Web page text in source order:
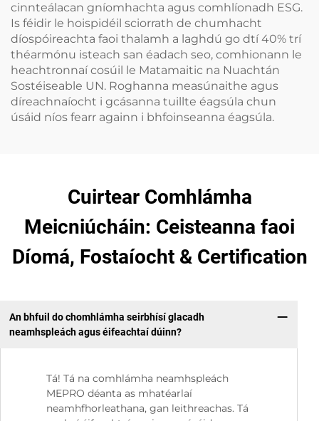
cinnteálacan gníomhachta agus comhlíonadh ESG.
Is féidir le hoispidéil sciorrath de chumhacht
díospóireachta faoi thalamh a laghdú go dtí 40% trí
théarmónu isteach san éadach seo, comhionann le
heachtronnaí cosúil le Matamaitic na Nuachtán
Sostéiseable UN. Roghanna measúnaithe agus
díreachnaíocht i gcásanna tuillte éagsúla chun
úsáid níos fearr againn i bhfoinseanna éagsúla.
Cuirtear Comhlámha
Meicniúcháin: Ceisteanna faoi
Díomá, Fostaíocht & Certification
An bhfuil do chomhlámha seirbhísí glacadh
neamhspleách agus éifeachtaí dúinn?
Tá! Tá na comhlámha neamhspleách
MEPRO déanta as mhatéarlaí
neamhfhorleathana, gan leithreachas. Tá